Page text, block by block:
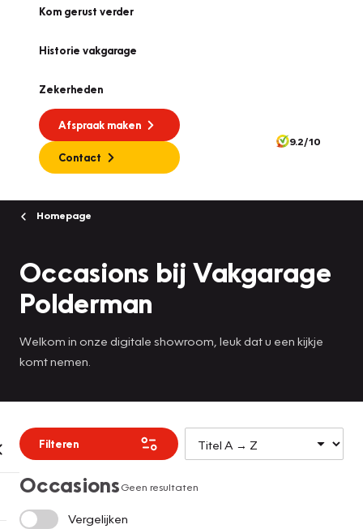
Kom gerust verder
Historie vakgarage
Zekerheden
Afspraak maken
Contact
9.2/10
Homepage
Occasions bij Vakgarage
Polderman
Welkom in onze digitale showroom, leuk dat u een kijkje
komt nemen.
Filteren
OccasionsGeen resultaten
Vergelijken